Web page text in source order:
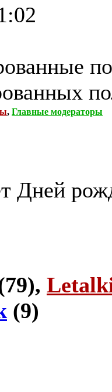
, Главные модераторы
Дней
(9)